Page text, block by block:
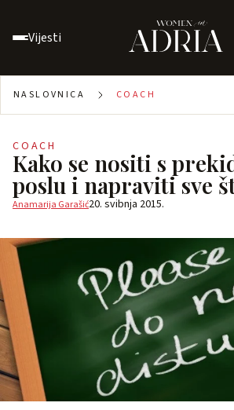
Vijesti
NASLOVNICA COACH
COACH
Kako se nositi s
poslu i napraviti sve
Anamarija Garašić20. svibnja 2015.